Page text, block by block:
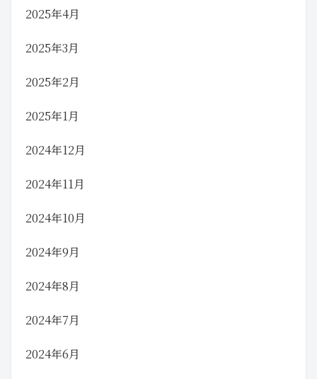
2025年4月
2025年3月
2025年2月
2025年1月
2024年12月
2024年11月
2024年10月
2024年9月
2024年8月
2024年7月
2024年6月